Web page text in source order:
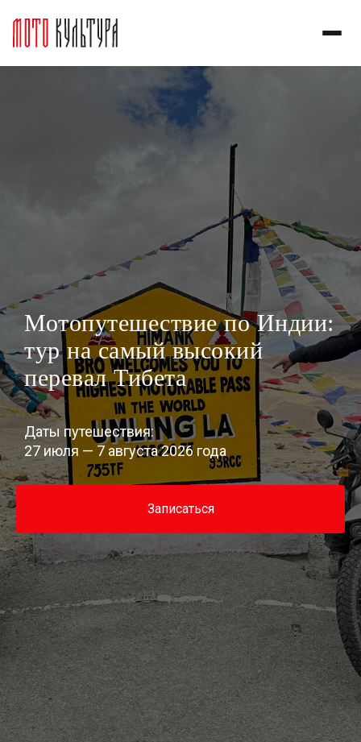
Мотопутешествие по Индии:
тур на самый высокий
перевал Тибета
Даты путешествия:
27 июля — 7 августа 2026 года
Записаться